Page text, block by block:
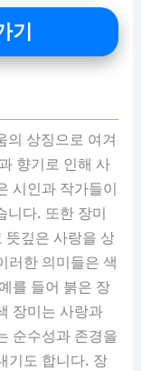
기
의 상징으로 여겨
향기로 인해 사
시인과 작가들이
니다. 또한 장미
뜻깊은 사랑을 상
러한 의미들은 색
를 들어 붉은 장
장미는 사랑과
순수성과 존경을
기도 합니다. 장